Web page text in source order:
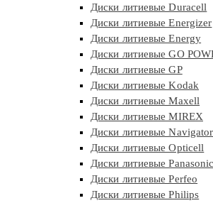
Диски литиевые Duracell
Диски литиевые Energizer
Диски литиевые Energy
Диски литиевые GO
Диски литиевые GP
Диски литиевые Kodak
Диски литиевые Maxell
Диски литиевые MIREX
Диски литиевые Navigator
Диски литиевые Opticell
Диски литиевые Panasonic
Диски литиевые Perfeo
Диски литиевые Philips